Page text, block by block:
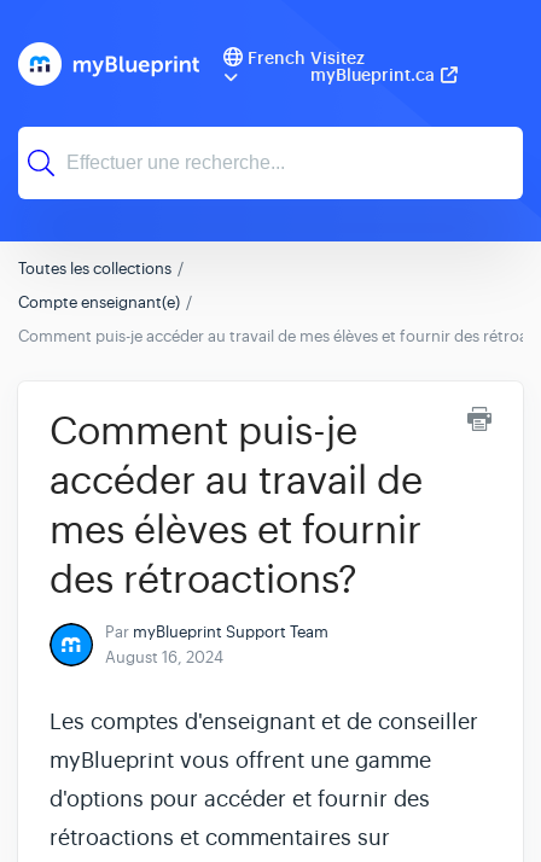
French Visitez
myBlueprint.ca
Toutes les collections
Compte enseignant(e)
Comment puis-je accéder au travail de mes élèves et fournir des
Comment puis-je
accéder au travail de
mes élèves et fournir
des rétroactions?
Par myBlueprint Support Team
August 16, 2024
Les comptes d'enseignant et de conseiller
myBlueprint vous offrent une gamme
d'options pour accéder et fournir des
rétroactions et commentaires sur